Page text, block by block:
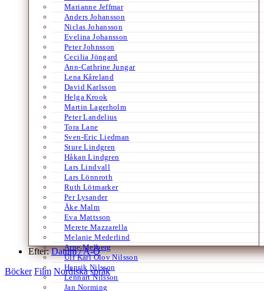
Marianne Jeffmar
Anders Johansson
Niclas Johansson
Evelina Johansson
Peter Johnsson
Cecilia Jöngard
Ann-Cathrine Jungar
Lena Kåreland
David Karlsson
Helga Krook
Martin Lagerholm
Peter Landelius
Tora Lane
Sven-Eric Liedman
Sture Lindgren
Håkan Lindgren
Lars Lindvall
Lars Lönnroth
Ruth Lötmarker
Per Lysander
Åke Malm
Eva Mattsson
Merete Mazzarella
Melanie Mederlind
Arne Melberg
Ulf Karl Olov Nilsson
Henrik Nilsson
Lennart Nilsson
Jan Norming
Efter:Datum /A-Ö
Böcker Film Nordiska språk